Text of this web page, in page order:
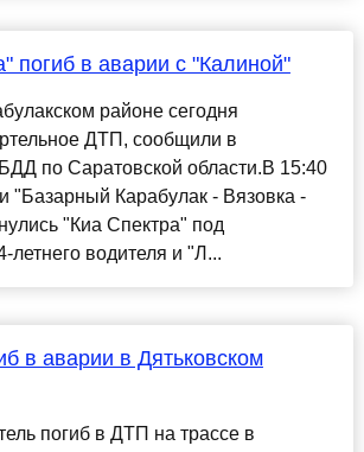
погиб в аварии с "Калиной"
районе сегодня
ДТП, сообщили в
по Саратовской области.В 15:40
"Базарный Карабулак - Вязовка -
"Киа Спектра" под
летнего водителя и "Л...
в аварии в Дятьковском
погиб в ДТП на трассе в